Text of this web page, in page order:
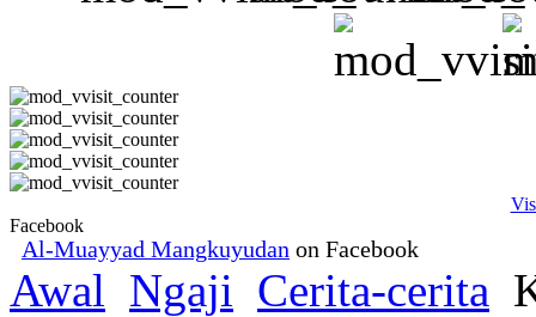
Facebook
Al-Muayyad Mangkuyudan on Facebook
Awal Ngaji Cerita-cerita